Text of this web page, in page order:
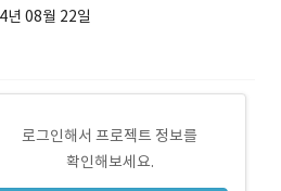
년 08월 22일
로그인해서 프로젝트 정보를
확인해보세요.